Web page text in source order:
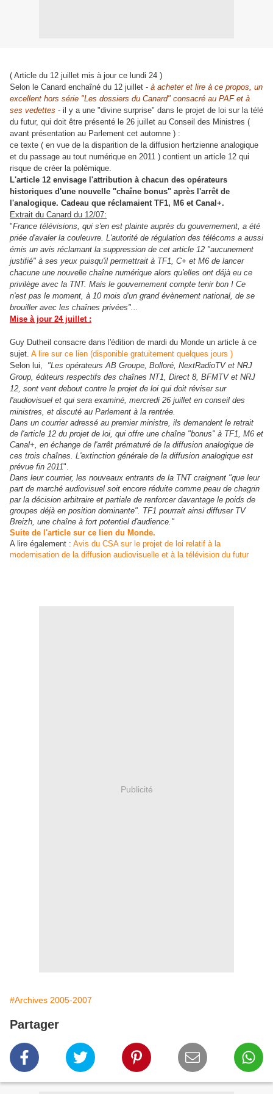
( Article du 12 juillet mis à jour ce lundi 24 )
Selon le Canard enchaîné du 12 juillet - à acheter et lire à ce propos, un
excellent hors série "Les dossiers du Canard" consacré au PAF et à
ses vedettes - il y a une "divine surprise" dans le projet de loi sur la télé
du futur, qui doit être présenté le 26 juillet au Conseil des Ministres (
avant présentation au Parlement cet automne ) :
ce texte ( en vue de la disparition de la diffusion hertzienne analogique
et du passage au tout numérique en 2011 ) contient un article 12 qui
risque de créer la polémique.
L'article 12 envisage l'attribution à chacun des opérateurs
historiques d'une nouvelle "chaîne bonus" après l'arrêt de
l'analogique. Cadeau que réclamaient TF1, M6 et Canal+.
Extrait du Canard du 12/07:
"France télévisions, qui s'en est plainte auprès du gouvernement, a été
priée d'avaler la couleuvre. L'autorité de régulation des télécoms a aussi
émis un avis réclamant la suppression de cet article 12 "aucunement
justifié" à ses yeux puisqu'il permettrait à TF1, C+ et M6 de lancer
chacune une nouvelle chaîne numérique alors qu'elles ont déjà eu ce
privilège avec la TNT. Mais le gouvernement compte tenir bon ! Ce
n'est pas le moment, à 10 mois d'un grand évènement national, de se
brouiller avec les chaînes privées"...
Mise à jour 24 juillet :
Guy Dutheil consacre dans l'édition de mardi du Monde un article à ce
sujet. A lire sur ce lien (disponible gratuitement quelques jours )
Selon lui, "Les opérateurs AB Groupe, Bolloré, NextRadioTV et NRJ
Group, éditeurs respectifs des chaînes NT1, Direct 8, BFMTV et NRJ
12, sont vent debout contre le projet de loi qui doit réviser sur
l'audiovisuel et qui sera examiné, mercredi 26 juillet en conseil des
ministres, et discuté au Parlement à la rentrée.
Dans un courrier adressé au premier ministre, ils demandent le retrait
de l'article 12 du projet de loi, qui offre une chaîne "bonus" à TF1, M6 et
Canal+, en échange de l'arrêt prématuré de la diffusion analogique de
ces trois chaînes. L'extinction générale de la diffusion analogique est
prévue fin 2011".
Dans leur courrier, les nouveaux entrants de la TNT craignent "que leur
part de marché audiovisuel soit encore réduite comme peau de chagrin
par la décision arbitraire et partiale de renforcer davantage le poids de
groupes déjà en position dominante". TF1 pourrait ainsi diffuser TV
Breizh, une chaîne à fort potentiel d'audience."
Suite de l'article sur ce lien du Monde.
A lire également : Avis du CSA sur le projet de loi relatif à la
modernisation de la diffusion audiovisuelle et à la télévision du futur
Publicité
#Archives 2005-2007
Partager